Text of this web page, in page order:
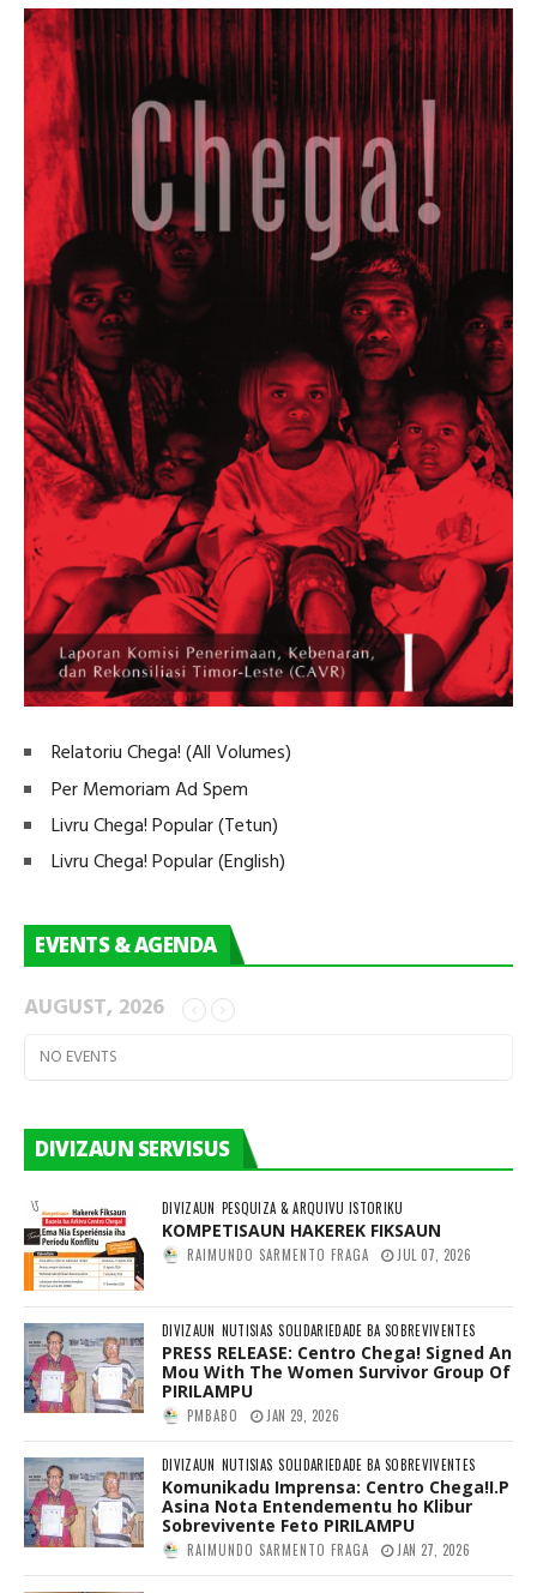
Relatoriu Chega! (All Volumes)
Per Memoriam Ad Spem
Livru Chega! Popular (Tetun)
Livru Chega! Popular (English)
EVENTS & AGENDA
AUGUST, 2026
NO EVENTS
DIVIZAUN SERVISUS
DIVIZAUN PESQUIZA & ARQUIVU ISTORIKU
KOMPETISAUN HAKEREK FIKSAUN
RAIMUNDO SARMENTO FRAGA JUL 07, 2026
DIVIZAUN NUTISIAS SOLIDARIEDADE BA SOBREVIVENTES
PRESS RELEASE: Centro Chega! Signed An
Mou With The Women Survivor Group Of
PIRILAMPU
PMBABO JAN 29, 2026
DIVIZAUN NUTISIAS SOLIDARIEDADE BA SOBREVIVENTES
Komunikadu Imprensa: Centro Chega!I.P
Asina Nota Entendementu ho Klibur
Sobrevivente Feto PIRILAMPU
RAIMUNDO SARMENTO FRAGA JAN 27, 2026